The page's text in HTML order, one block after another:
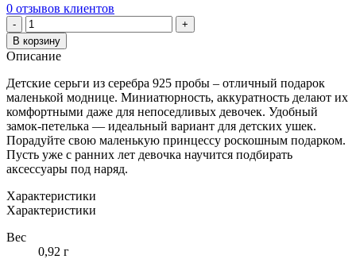
0 отзывов клиентов
-
Количество
товара
ДЕТСКИЕ
СЕРЬГИ
ИЗ
СЕРЕБРА
925
ПРОБЫ
+
В корзину
Описание
Детские серьги из серебра 925 пробы – отличный подарок
маленькой моднице. Миниатюрность, аккуратность делают их
комфортными даже для непоседливых девочек. Удобный
замок-петелька — идеальный вариант для детских ушек.
Порадуйте свою маленькую принцессу роскошным подарком.
Пусть уже с ранних лет девочка научится подбирать
аксессуары под наряд.
Характеристики
Характеристики
Вес
0,92 г